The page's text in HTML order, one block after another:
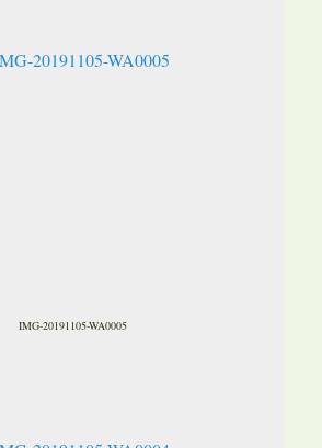
IMG-20191105-WA0005